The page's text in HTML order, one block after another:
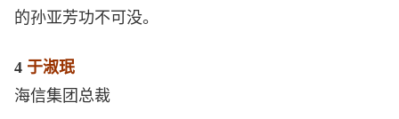
的孙亚芳功不可没。
4 于淑珉
海信集团总裁